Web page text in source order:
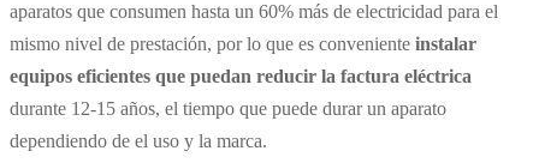
aparatos que consumen hasta un 60% más de electricidad para el
mismo nivel de prestación, por lo que es conveniente instalar
equipos eficientes que puedan reducir la factura eléctrica
durante 12-15 años, el tiempo que puede durar un aparato
dependiendo de el uso y la marca.